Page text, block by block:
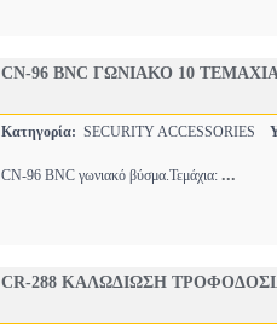
CN-96 BNC ΓΩΝΙΑΚΟ 10
Κατηγορία: SECURITY ACCESSORIES
CN-96 BNC γωνιακό βύσμα.Τεμάχια: ...
CR-288 ΚΑΛΩΔΙΩΣΗ